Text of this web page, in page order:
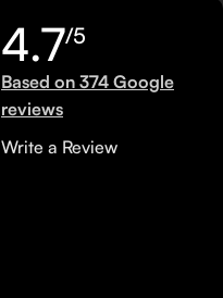
4.7/5
Based on 374 Google
reviews
Write a Review